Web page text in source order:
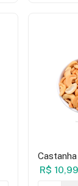
Banda
Sal - 100g
R$ 10,99